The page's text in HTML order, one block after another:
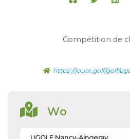
Compétition de
https://jouer.golf/golf/
Wo